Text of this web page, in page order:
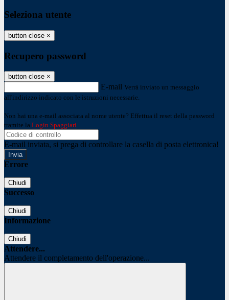
Seleziona utente
button close ×
Recupero password
button close ×
E-mail Verrà inviato un messaggio
all'indirizzo indicato con le istruzioni necessarie.
Non hai una e-mail associata al nome utente? Effettua il reset della password
tramite la Login Spaggiari
E-mail inviata, si prega di controllare la casella di posta elettronica!
Errore
Chiudi
Successo
Chiudi
Informazione
Chiudi
Attendere...
Attendere il completamento dell'operazione...